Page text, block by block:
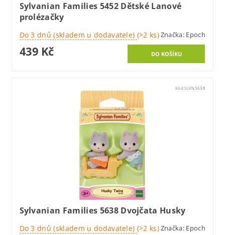
Sylvanian Families 5452 Dětské Lanové
prolézačky
Do 3 dnů (skladem u dodavatele) (>2 ks)Značka: Epoch
439 Kč
Kód:SLVN5638
Sylvanian Families 5638 Dvojčata Husky
Do 3 dnů (skladem u dodavatele) (>2 ks)Značka: Epoch